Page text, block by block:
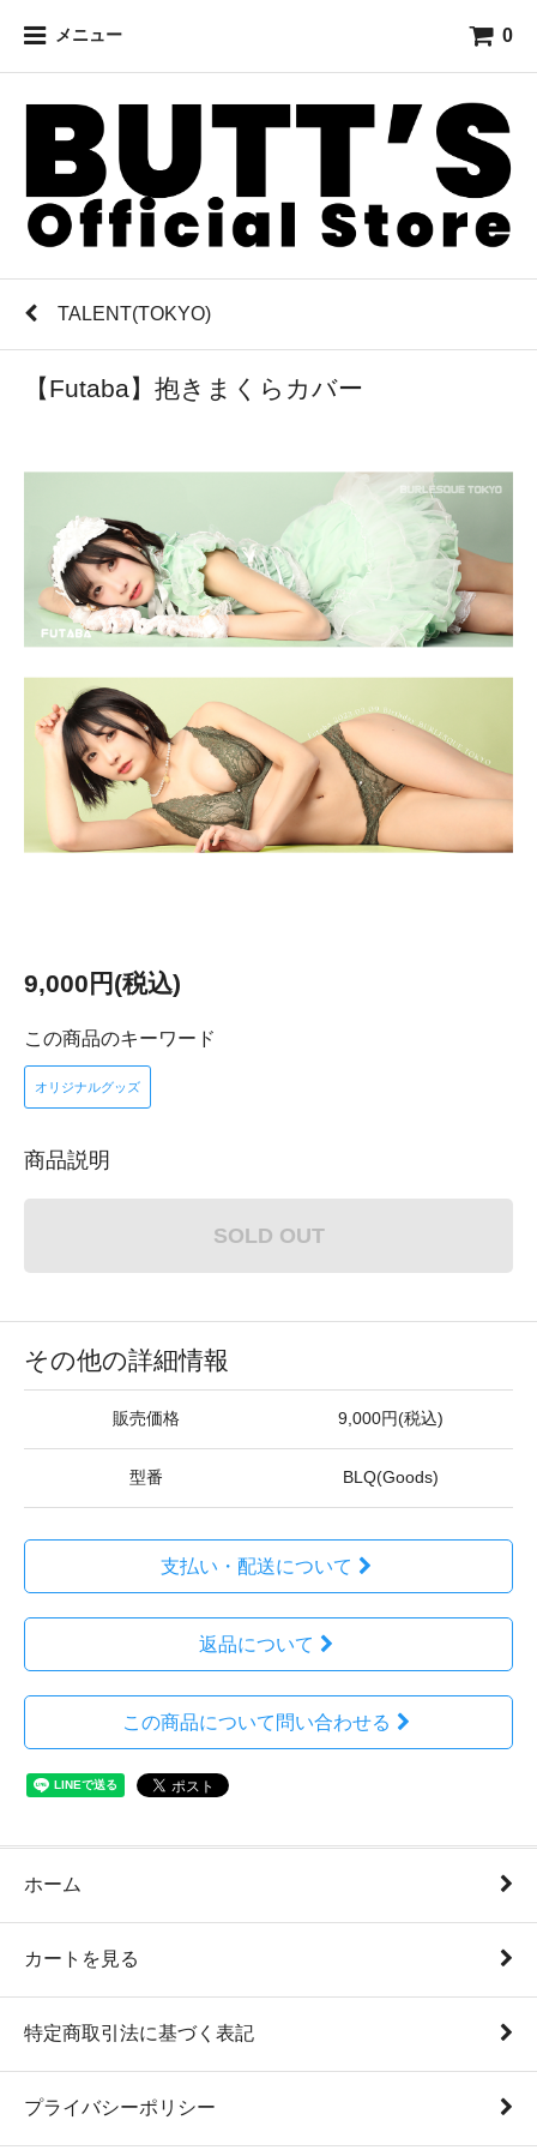
メニュー 0
TALENT(TOKYO)
【Futaba】抱きまくらカバー
9,000円(税込)
この商品のキーワード
オリジナルグッズ
商品説明
SOLD OUT
その他の詳細情報
販売価格 9,000円(税込)
型番 BLQ(Goods)
支払い・配送について
返品について
この商品について問い合わせる
ホーム
カートを見る
特定商取引法に基づく表記
プライバシーポリシー